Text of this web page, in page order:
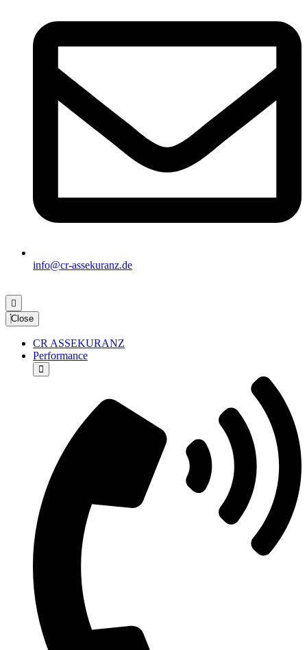
info@cr-assekuranz.de
Close
CR ASSEKURANZ
Performance